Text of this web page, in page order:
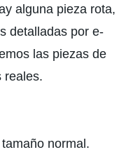
alguna pieza rota,
detalladas por e-
las piezas de
reales.
normal.